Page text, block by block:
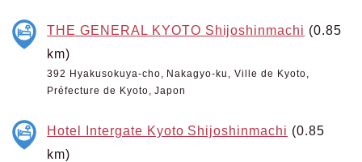
THE GENERAL KYOTO Shijoshinmachi (0.85
km)
392 Hyakusokuya-cho, Nakagyo-ku, Ville de Kyoto,
Préfecture de Kyoto, Japon
Hotel Intergate Kyoto Shijoshinmachi (0.85
km)